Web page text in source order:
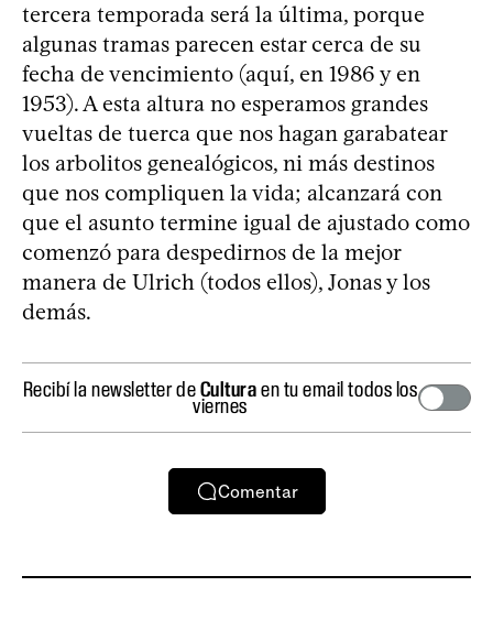
tercera temporada será la última, porque
algunas tramas parecen estar cerca de su
fecha de vencimiento (aquí, en 1986 y en
1953). A esta altura no esperamos grandes
vueltas de tuerca que nos hagan garabatear
los arbolitos genealógicos, ni más destinos
que nos compliquen la vida; alcanzará con
que el asunto termine igual de ajustado como
comenzó para despedirnos de la mejor
manera de Ulrich (todos ellos), Jonas y los
demás.
Recibí la newsletter deCulturaen tu email todos los
viernes
Comentar